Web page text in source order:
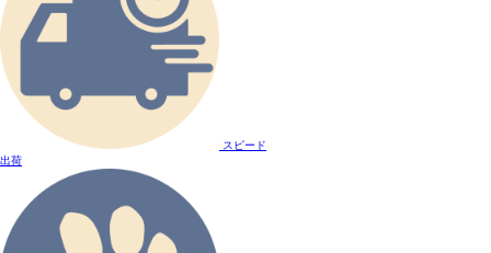
スピード
出荷